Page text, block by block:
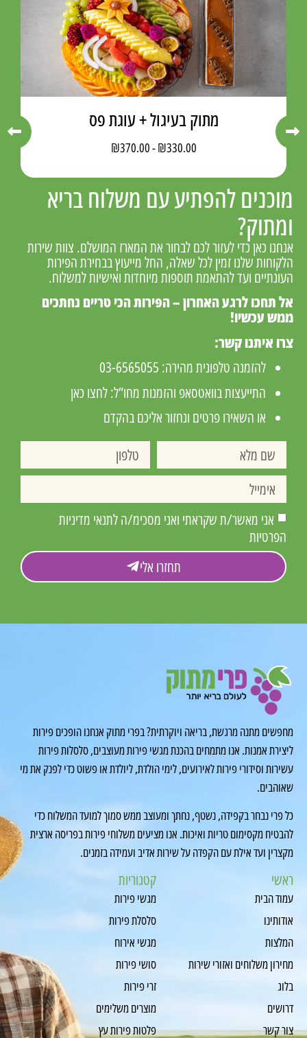
מוכנים להפתיע עם משלוח בריא
ומתוק?
אנחנו כאן כדי לעזור לכם לבחור את המארז המושלם. צוות שירות
הלקוחות שלנו זמין לכל שאלה, החל מייעוץ בבחירת הפירות
העונתיים ועד להתאמת תוספות מיוחדות ואישיות למשלוח.
אל תחכו לרגע האחרון – הפירות הכי טריים נחתכים
ממש עכשיו!
צרו איתנו קשר:
להזמנה טלפונית מהירה: 03-6565055
התייעצות בוואטסאפ והזמנות מחו”ל:לחצו כאן
או השאירו פרטים ונחזור אליכם בהקדם
אני מאשר/ת שקראתי ואני מסכימ/ה לתנאי מדיניות
הפרטיות
תחזרו אלי
מתוק בעיגול + עוגת פס
₪330.00
-
₪370.00
מחפשים מתנה מרגשת, בריאה ויוקרתית? בפרי מתוק אנחנו הופכים פירות
ליצירת אמנות. אנו מתמחים בהכנת מגשי פירות מעוצבים, סלסלות פירות
עשירות וסידורי פירות לאירועים, לימי הולדת, ליולדת או פשוט כדי לפנק את מי
שאוהבים.
כל פרי נבחר בקפידה, נשטף, נחתך ומעוצב ממש סמוך למועד המשלוח כדי
להבטיח מקסימום טריות ואיכות. אנו מציעים משלוחי פירות בפריסה ארצית
מקצרין ועד אילת עם הקפדה על שירות אדיב ועמידה בזמנים.
ראשי
עמוד הבית
אודותינו
המלצות
מחירון משלוחים ואזורי שירות
בלוג
דרושים
צור קשר
קטגוריות
מגשי פירות
סלסלת פירות
מגשי אירוח
סושי פירות
זרי פירות
מוצרים משלימים
פלטות פירות עץ